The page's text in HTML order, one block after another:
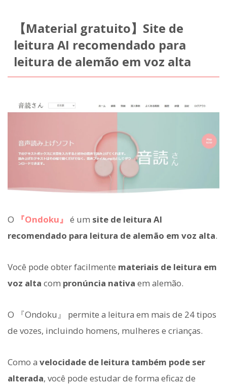
【Material gratuito】Site de
leitura AI recomendado para
leitura de alemão em voz alta
O 『Ondoku』 é um site de leitura AI
recomendado para leitura de alemão em voz alta.
Você pode obter facilmente materiais de leitura em
voz alta com pronúncia nativa em alemão.
O 『Ondoku』 permite a leitura em mais de 24 tipos
de vozes, incluindo homens, mulheres e crianças.
Como a velocidade de leitura também pode ser
alterada, você pode estudar de forma eficaz de